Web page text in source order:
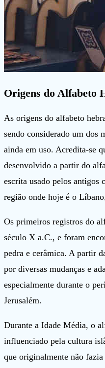
Origens do Alfabeto
As origens do alfabeto
sendo considerado um dos
ainda em uso. Acredita-se
desenvolvido a partir do
escrita usado pelos antigos
região onde hoje é o
Os primeiros registros do
século X a.C., e foram
pedra e cerâmica. A partir
por diversas mudanças e
especialmente durante o
Jerusalém.
Durante a Idade Média, o
influenciado pela cultura
que originalmente não